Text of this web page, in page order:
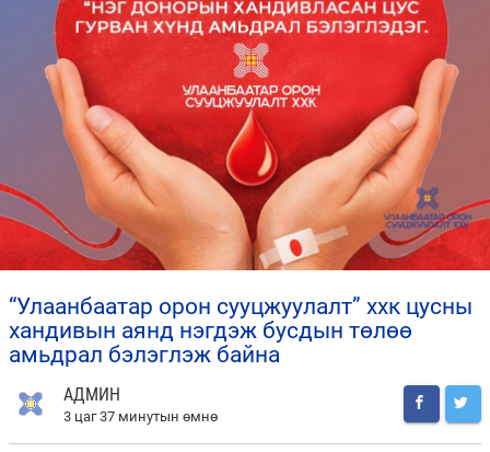
“улаанбаатар орон сууцжуулалт” ххк цусны
хандивын аянд нэгдэж бусдын төлөө
амьдрал бэлэглэж байна
АДМИН
3 цаг 37 минутын өмнө